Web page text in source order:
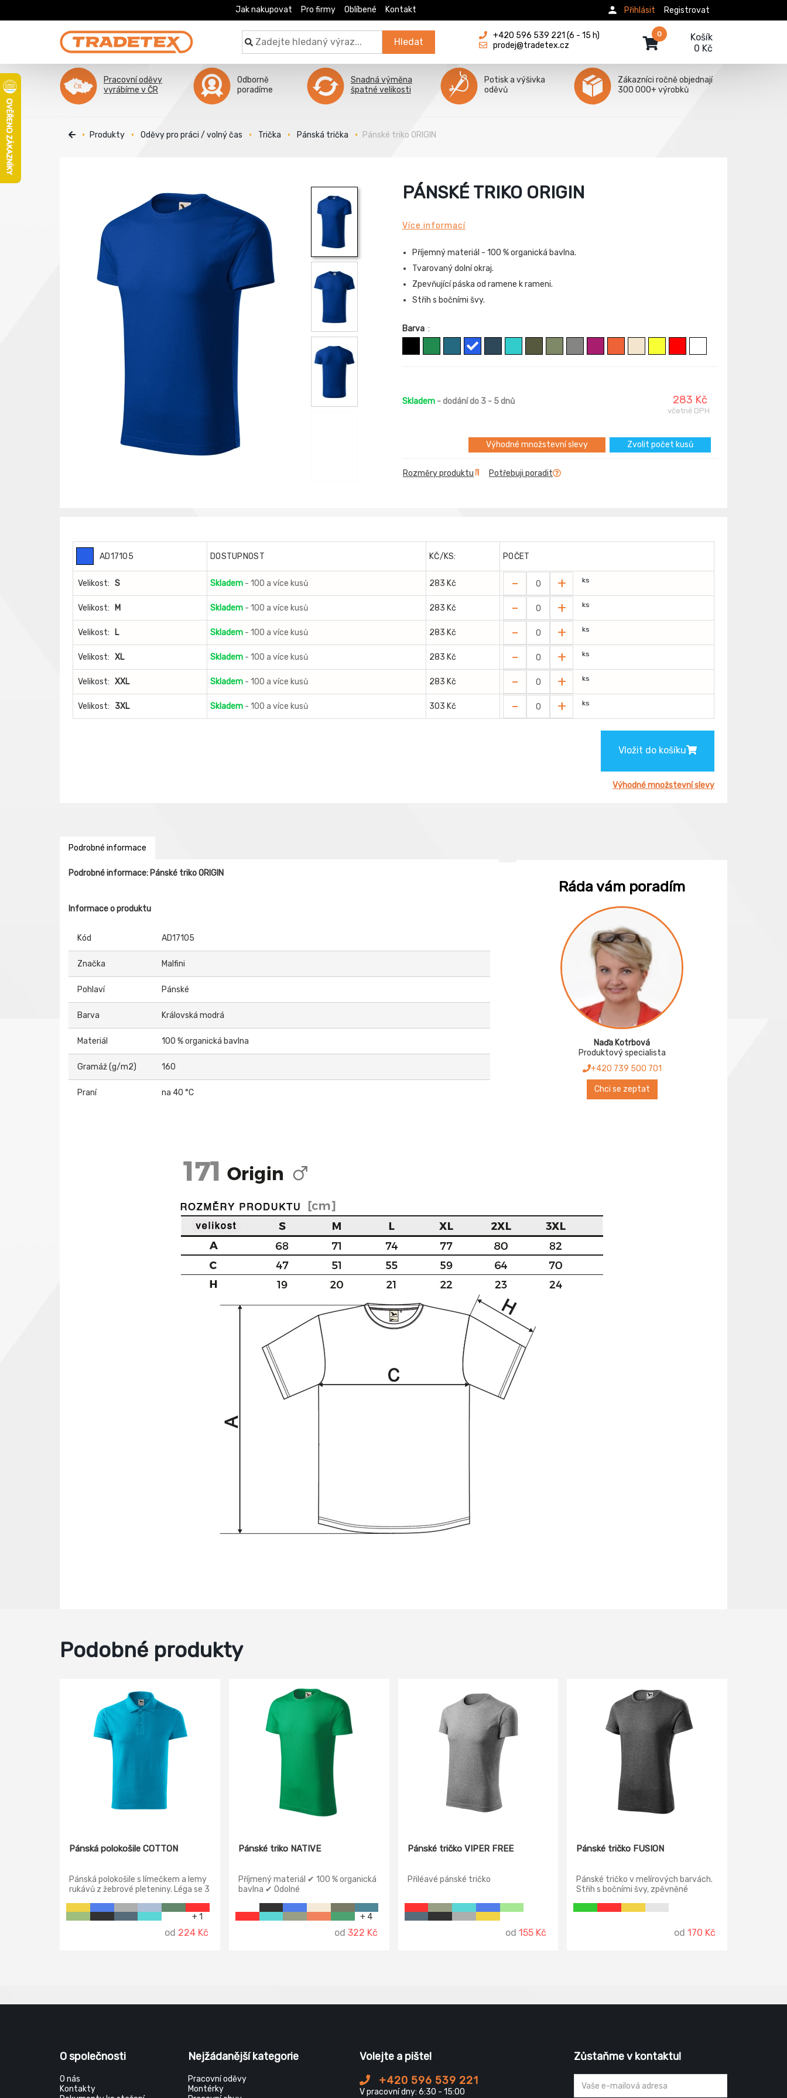
Jak nakupovat Pro firmy Oblíbené Kontakt Registrovat
Přihlásit
Hledat
+420 596 539 221 (6 - 15 h)
prodej@tradetex.cz
Košík
0 Kč
0
Pracovní oděvy
vyrábíme v ČR
Odborně
poradíme
Snadná výměna
špatné velikosti
Potisk a výšivka
oděvů
Zákazníci ročně objednají
300 000+ výrobků
Produkty Oděvy pro práci / volný čas Trička Pánská trička Pánské triko ORIGIN
PÁNSKÉ TRIKO ORIGIN
Více informací
Příjemný materiál - 100 % organická bavlna.
Tvarovaný dolní okraj.
Zpevňující páska od ramene k rameni.
Střih s bočními švy.
Barva :
Skladem - dodání do 3 - 5 dnů 283 Kč
včetně DPH
Výhodné množstevní slevy Zvolit počet kusů
Rozměry produktu Potřebuji poradit
AD17105 DOSTUPNOST KČ/KS: POČET
Velikost: S Skladem - 100 a více kusů 283 Kč - + ks
Velikost: M Skladem - 100 a více kusů 283 Kč - + ks
Velikost: L Skladem - 100 a více kusů 283 Kč - + ks
Velikost: XL Skladem - 100 a více kusů 283 Kč - + ks
Velikost: XXL Skladem - 100 a více kusů 283 Kč - + ks
Velikost: 3XL Skladem - 100 a více kusů 303 Kč - + ks
Vložit do košíku
Výhodné množstevní slevy
Podrobné informace
Podrobné informace: Pánské triko ORIGIN
Informace o produktu
Kód AD17105
Značka Malfini
Pohlaví Pánské
Barva Královská modrá
Materiál 100 % organická bavlna
Gramáž (g/m2) 160
Praní na 40 °C
Ráda vám poradím
Naďa Kotrbová
Produktový specialista
+420 739 500 701
Chci se zeptat
Podobné produkty
Pánská polokošile COTTON
Pánská polokošile s límečkem a lemy
rukávů z žebrové pleteniny. Léga se 3
+ 1
od 224 Kč
Pánské triko NATIVE
Příjmený materiál ✔ 100 % organická
bavlna ✔ Odolné
+ 4
od 322 Kč
Pánské tričko VIPER FREE
Přiléavé pánské tričko
od155 Kč
Pánské tričko FUSION
Pánské tričko v melírových barvách.
Střih s bočními švy, zpěvněné
od 170 Kč
O společnosti
O nás
Kontakty
Nejžádanější kategorie
Pracovní oděvy
Montérky
Volejte a pište!
+420 596 539 221
V pracovní dny: 6:30 - 15:00
Zůstaňme v kontaktu!